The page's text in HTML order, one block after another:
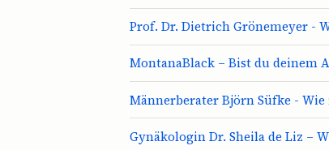
Prof. Dr. Dietrich Grönemeyer -
MontanaBlack – Bist du deinem
Männerberater Björn Süfke -
Gynäkologin Dr. Sheila de Liz –